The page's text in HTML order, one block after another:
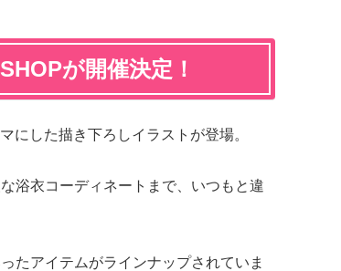
が開催決定！
にした描き下ろしイラストが登場。
浴衣コーディネートまで、いつもと違
たアイテムがラインナップされていま